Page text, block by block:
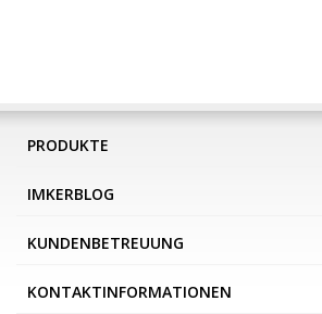
PRODUKTE
IMKERBLOG
KUNDENBETREUUNG
KONTAKTINFORMATIONEN